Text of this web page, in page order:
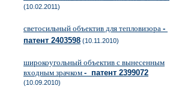
(10.02.2011)
светосильный объектив для тепловизора -
патент 2403598 (10.11.2010)
широкоугольный объектив с вынесенным
входным зрачком - патент 2399072
(10.09.2010)